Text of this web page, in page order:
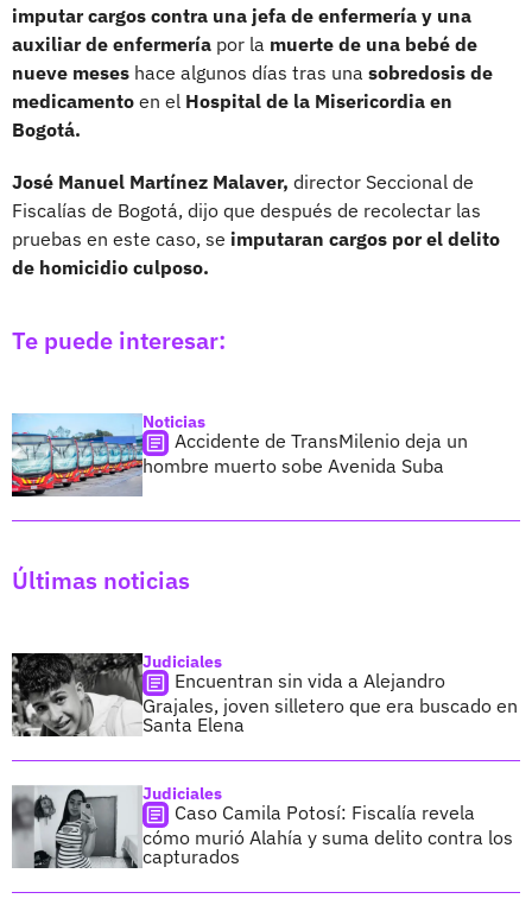
imputar cargos contra una jefa de enfermería y una
auxiliar de enfermería por la muerte de una bebé de
nueve meses hace algunos días tras una sobredosis de
medicamento en el Hospital de la Misericordia en
Bogotá.
José Manuel Martínez Malaver, director Seccional de
Fiscalías de Bogotá, dijo que después de recolectar las
pruebas en este caso, se imputaran cargos por el delito
de homicidio culposo.
Te puede interesar:
Noticias
Accidente de TransMilenio deja un
hombre muerto sobe Avenida Suba
Últimas noticias
Judiciales
Encuentran sin vida a Alejandro
Grajales, joven silletero que era buscado en
Santa Elena
Judiciales
Caso Camila Potosí: Fiscalía revela
cómo murió Alahía y suma delito contra los
capturados